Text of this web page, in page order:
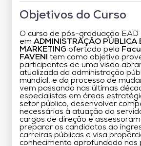
Objetivos do Curso
O curso de pós-graduação EAD
em ADMINISTRAÇÃO PÚBLICA
MARKETING ofertado pela
FAVENI
tem como objetivo
participantes de uma visão
atualizada da administração
mundial, e do processo de
vem passando nas últimas
especialistas em áreas
setor público, desenvolver
necessárias à atuação do
cargos de direção e
preparar os candidatos ao
carreiras públicas e visa
conhecimento aprofundado nas